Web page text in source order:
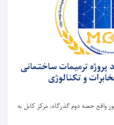
پروژه ترمیمات ساختمانی
مخابرات و تکنالوژی
حصه دوم گذرگاه، مرکز کابل به